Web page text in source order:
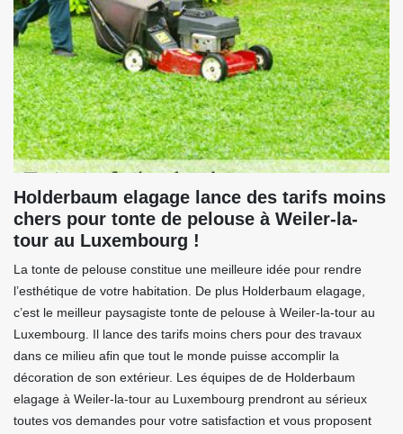
Holderbaum elagage lance des tarifs moins
chers pour tonte de pelouse à Weiler-la-
tour au Luxembourg !
La tonte de pelouse constitue une meilleure idée pour rendre
l’esthétique de votre habitation. De plus Holderbaum elagage,
c’est le meilleur paysagiste tonte de pelouse à Weiler-la-tour au
Luxembourg. Il lance des tarifs moins chers pour des travaux
dans ce milieu afin que tout le monde puisse accomplir la
décoration de son extérieur. Les équipes de de Holderbaum
elagage à Weiler-la-tour au Luxembourg prendront au sérieux
toutes vos demandes pour votre satisfaction et vous proposent